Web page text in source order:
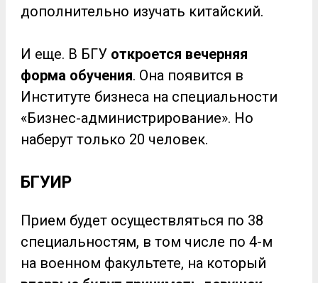
дополнительно изучать китайский.
И еще. В БГУ откроется вечерняя
форма обучения. Она появится в
Институте бизнеса на специальности
«Бизнес-администрирование». Но
наберут только 20 человек.
БГУИР
Прием будет осуществляться по 38
специальностям, в том числе по 4-м
на военном факультете, на который